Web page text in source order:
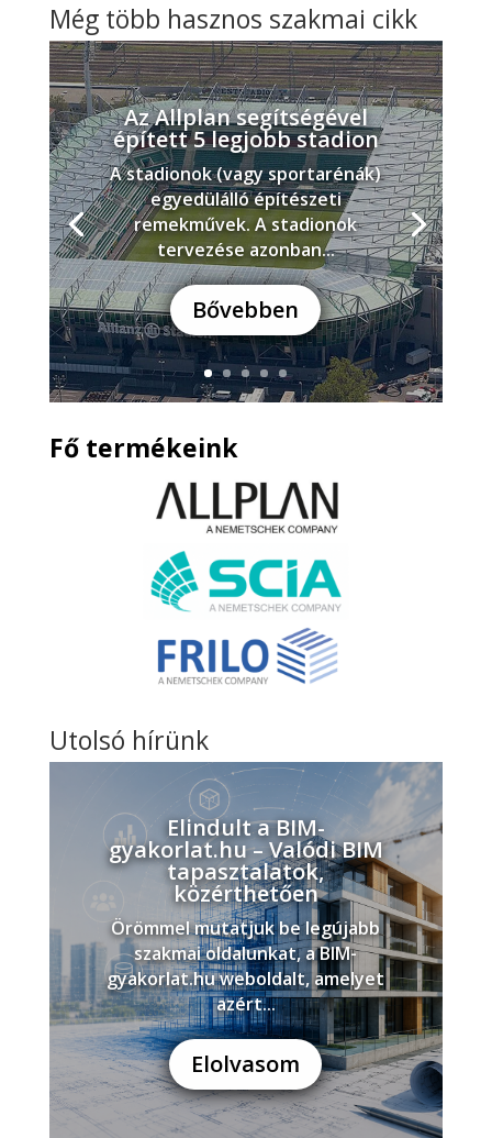
Még több hasznos szakmai cikk
Az Allplan segítségével
épített 5 legjobb stadion
A stadionok (vagy sportarénák)
egyedülálló építészeti
remekművek. A stadionok
tervezése azonban...
Bővebben
Fő termékeink
Utolsó hírünk
Elindult a BIM-
gyakorlat.hu – Valódi BIM
tapasztalatok,
közérthetően
Örömmel mutatjuk be legújabb
szakmai oldalunkat, a BIM-
gyakorlat.hu weboldalt, amelyet
azért...
Elolvasom